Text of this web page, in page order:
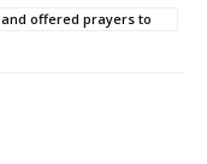
offered prayers to